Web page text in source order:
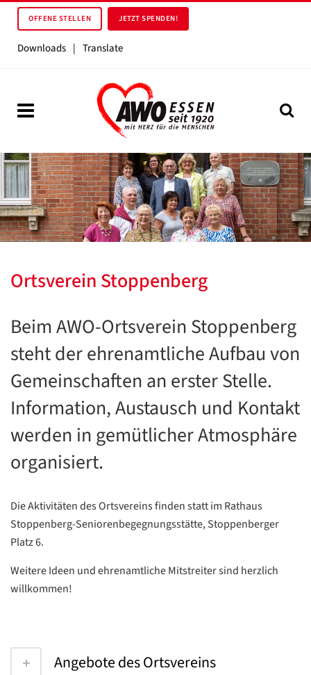
OFFENE STELLEN JETZT SPENDEN!
Downloads | Translate
Ortsverein Stoppenberg
Beim AWO-Ortsverein Stoppenberg
steht der ehrenamtliche Aufbau von
Gemeinschaften an erster Stelle.
Information, Austausch und Kontakt
werden in gemütlicher Atmosphäre
organisiert.
Die Aktivitäten des Ortsvereins finden statt im Rathaus
Stoppenberg-Seniorenbegegnungsstätte, Stoppenberger
Platz 6.
Weitere Ideen und ehrenamtliche Mitstreiter sind herzlich
willkommen!
Angebote des Ortsvereins